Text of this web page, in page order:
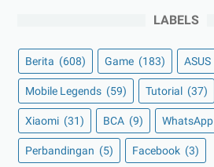
LABELS
Berita (608) Game (183) ASUS
Mobile Legends (59) Tutorial (37)
Xiaomi (31) BCA (9) WhatsApp
Perbandingan (5) Facebook (3)